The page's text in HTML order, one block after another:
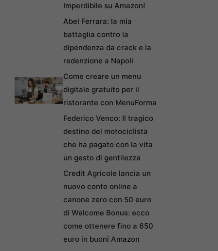
Imperdibile su Amazon!
Abel Ferrara: la mia
battaglia contro la
dipendenza da crack e la
redenzione a Napoli
Come creare un menu
digitale gratuito per il
ristorante con MenuForma
Federico Venco: Il tragico
destino del motociclista
che ha pagato con la vita
un gesto di gentilezza
Credit Agricole lancia un
nuovo conto online a
canone zero con 50 euro
di Welcome Bonus: ecco
come ottenere fino a 650
euro in buoni Amazon